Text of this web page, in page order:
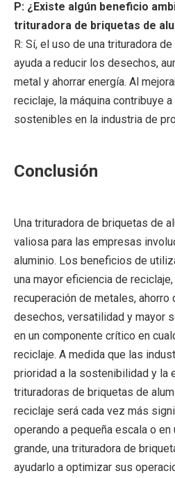
P: ¿Existe algún beneficio
trituradora de briquetas de
R: Sí, el uso de una trituradora
ayuda a reducir los desechos,
metal y ahorrar energía. Al
reciclaje, la máquina contribuye
sostenibles en la industria de
Conclusión
Una trituradora de briquetas de
valiosa para las empresas
aluminio. Los beneficios de
una mayor eficiencia de
recuperación de metales, ahorro
desechos, versatilidad y mayor
en un componente crítico en
reciclaje. A medida que las
prioridad a la sostenibilidad y la
trituradoras de briquetas de
reciclaje será cada vez más
operando a pequeña escala o
grande, una trituradora de
ayudarlo a optimizar sus